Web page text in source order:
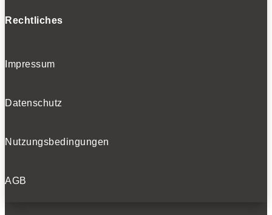
Rechtliches
Impressum
Datenschutz
Nutzungsbedingungen
AGB